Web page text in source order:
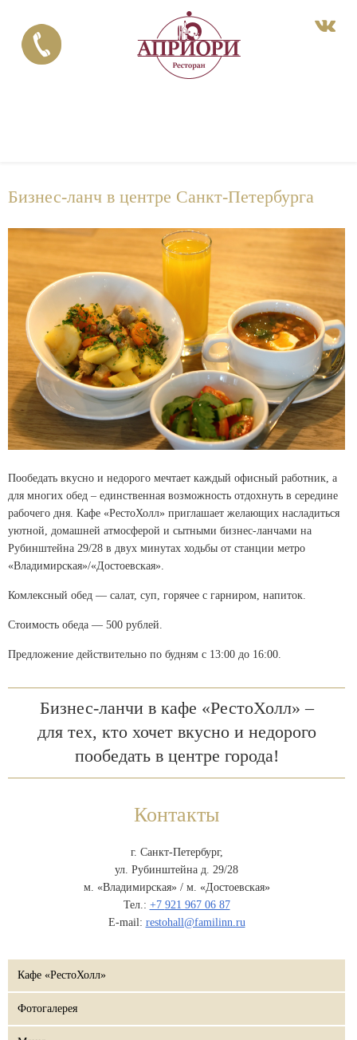
Кафе «РестоХолл»
Фотогалерея
Бизнес-ланч в центре Санкт-Петербурга
Пообедать вкусно и недорого мечтает каждый офисный работник, а
для многих обед – единственная возможность отдохнуть в середине
рабочего дня. Кафе «РестоХолл» приглашает желающих насладиться
уютной, домашней атмосферой и сытными бизнес-ланчами на
Рубинштейна 29/28 в двух минутах ходьбы от станции метро
«Владимирская»/«Достоевская».
Комлексный обед — салат, суп, горячее с гарниром, напиток.
Стоимость обеда — 500 рублей.
Предложение действительно по будням с 13:00 до 16:00.
Бизнес-ланчи в кафе «РестоХолл» –
для тех, кто хочет вкусно и недорого
пообедать в центре города!
Контакты
г. Санкт-Петербург,
ул. Рубинштейна д. 29/28
м. «Владимирская» / м. «Достоевская»
Тел.: +7 921 967 06 87
E-mail: restohall@familinn.ru